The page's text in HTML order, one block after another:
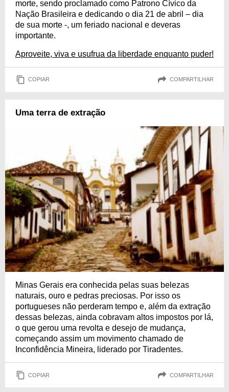
morte, sendo proclamado como Patrono Cívico da
Nação Brasileira e dedicando o dia 21 de abril – dia
de sua morte -, um feriado nacional e deveras
importante.
Aproveite, viva e usufrua da liberdade enquanto puder!
COPIAR COMPARTILHAR
Uma terra de extração
Minas Gerais era conhecida pelas suas belezas
naturais, ouro e pedras preciosas. Por isso os
portugueses não perderam tempo e, além da extração
dessas belezas, ainda cobravam altos impostos por lá,
o que gerou uma revolta e desejo de mudança,
começando assim um movimento chamado de
Inconfidência Mineira, liderado por Tiradentes.
COPIAR COMPARTILHAR